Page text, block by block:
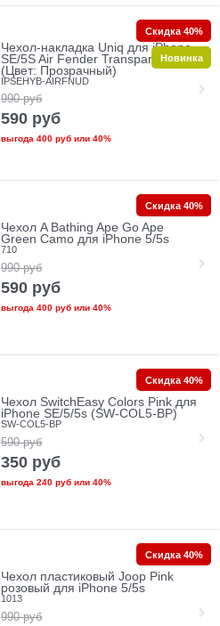
Чехол-накладка Uniq для iPhone
SE/5S Air Fender Transparent
(Цвет: Прозрачный)
IPSEHYB-AIRFNUD
990 руб
590 руб
выгода 400 рубили 40%
Скидка 40%
Новинка
Чехол A Bathing Ape Go Ape
Green Camo для iPhone 5/5s
710
990 руб
590 руб
выгода 400 рубили 40%
Скидка 40%
Чехол SwitchEasy Colors Pink для
iPhone SE/5/5s (SW-COL5-BP)
SW-COL5-BP
590 руб
350 руб
выгода 240 рубили 40%
Скидка 40%
Чехол пластиковый Joop Pink
розовый для iPhone 5/5s
1013
990 руб
Скидка 40%